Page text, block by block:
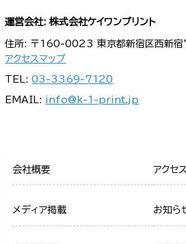
運営会社: 株式会社ケイワンプリント
住所: 〒160-0023 東京都新宿区西新
アクセスマップ
TEL:03-3369-7120
EMAIL: info@k-1-print.jp
会社概要 アクセス
メディア掲載 お知ら